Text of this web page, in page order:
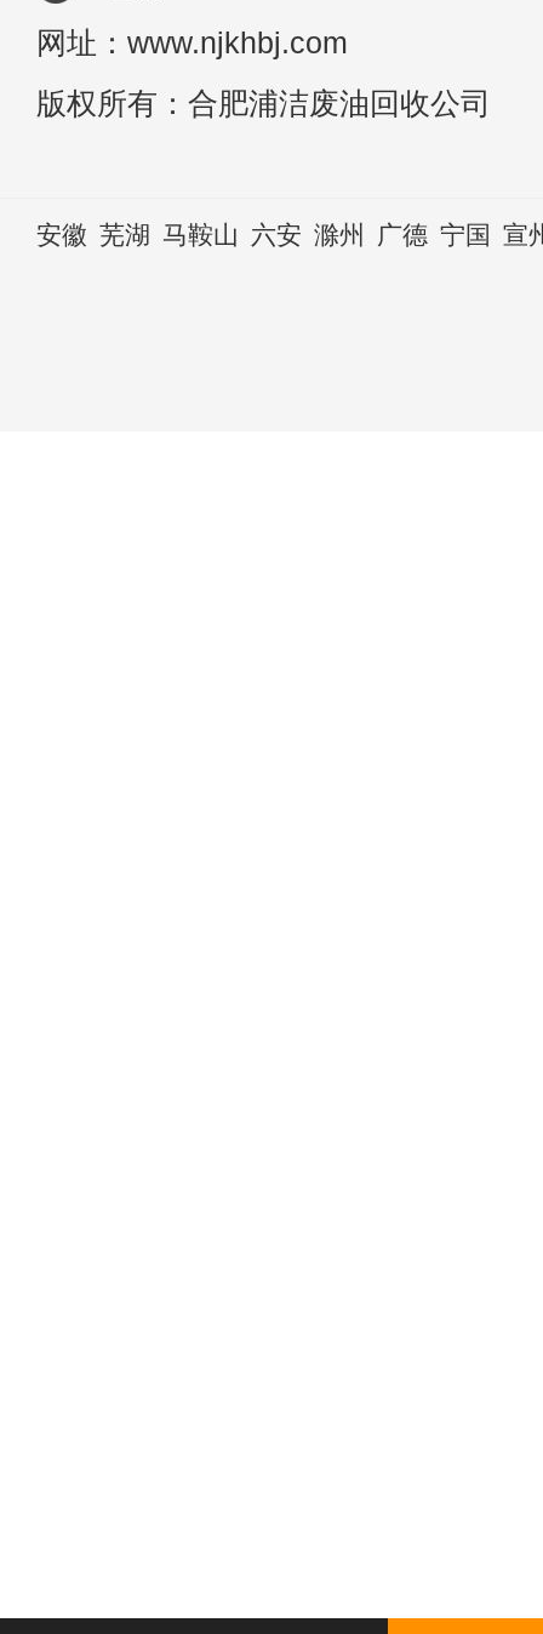
网址：www.njkhbj.com
版权所有：合肥浦洁废油回收公司
安徽 芜湖 马鞍山 六安 滁州 广德 宁国 宣